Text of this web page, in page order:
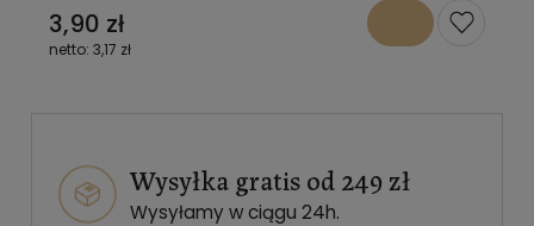
3,90 zł
3,17 zł
Wysyłka gratis od 249 zł
Wysyłamy w ciągu 24h.